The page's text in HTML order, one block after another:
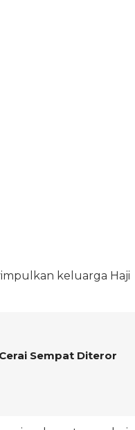
keluarga Haji
Sempat Diteror